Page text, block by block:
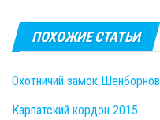
ПОХОЖИЕ СТАТЬИ
Охотничий замок Шенборнов
Карпатский кордон 2015